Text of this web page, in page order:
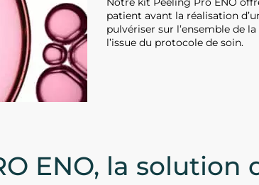
patient avant la réalisation
pulvériser sur l’ensemble de
l’issue du protocole de soin.
ENO, la